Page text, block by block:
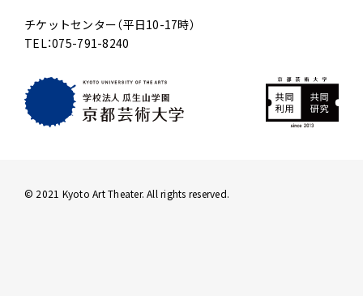
チケットセンター（平日10-17時）
TEL：075-791-8240
© 2021 Kyoto Art Theater. All rights reserved.